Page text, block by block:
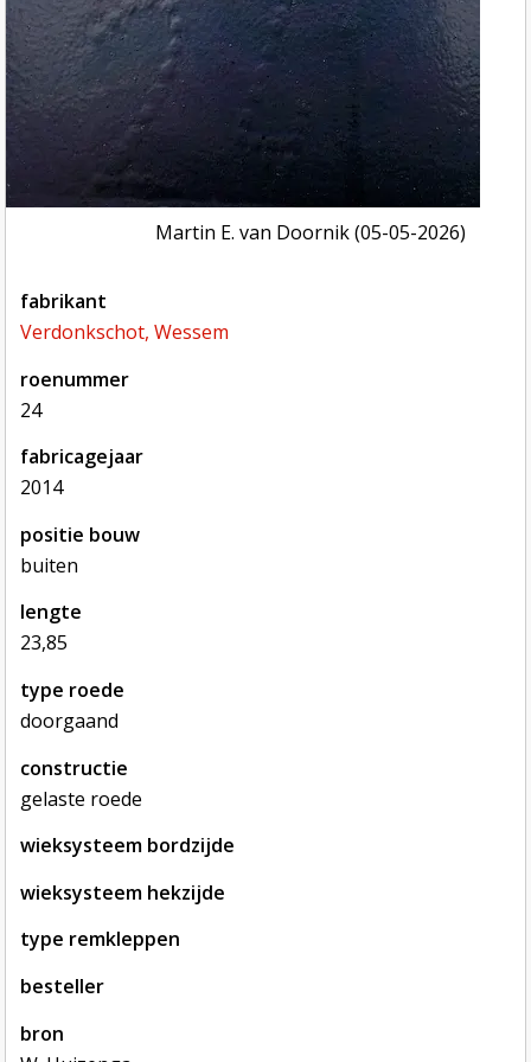
Martin E. van Doornik (05-05-2026)
fabrikant
Verdonkschot, Wessem
roenummer
24
fabricagejaar
2014
positie bouw
buiten
lengte
23,85
type roede
doorgaand
constructie
gelaste roede
wieksysteem bordzijde
wieksysteem hekzijde
type remkleppen
besteller
bron